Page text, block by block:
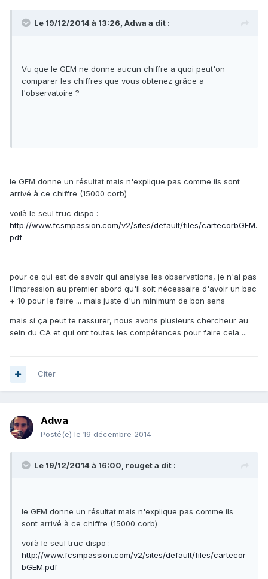
Le 19/12/2014 à 13:26, Adwa a dit :
Vu que le GEM ne donne aucun chiffre a quoi peut'on
comparer les chiffres que vous obtenez grâce a
l'observatoire ?
le GEM donne un résultat mais n'explique pas comme ils sont
arrivé à ce chiffre (15000 corb)
voilà le seul truc dispo :
http://www.fcsmpassion.com/v2/sites/default/files/cartecorbGEM.
pdf
pour ce qui est de savoir qui analyse les observations, je n'ai pas
l'impression au premier abord qu'il soit nécessaire d'avoir un bac
+ 10 pour le faire ... mais juste d'un minimum de bon sens
mais si ça peut te rassurer, nous avons plusieurs chercheur au
sein du CA et qui ont toutes les compétences pour faire cela ...
Citer
Adwa
Posté(e) le 19 décembre 2014
Le 19/12/2014 à 16:00, rouget a dit :
le GEM donne un résultat mais n'explique pas comme ils
sont arrivé à ce chiffre (15000 corb)
voilà le seul truc dispo :
http://www.fcsmpassion.com/v2/sites/default/files/cartecor
bGEM.pdf